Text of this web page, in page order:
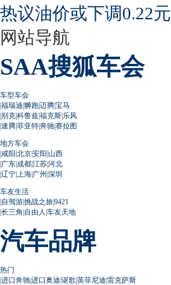
热议油价或下调0.22元
网站导航
SAA搜狐车会
车型车会
|福瑞迪|狮跑|迈腾|宝马
|别克|科鲁兹|福克斯|乐风
|速腾|菲亚特|奔驰|赛拉图
地方车会
|咸阳|北京|安阳|山西
|广东|成都|江苏|河北
|辽宁| 上海|广州 |深圳
车友生活
|自驾游|挑战之旅|9421
|长三角 |自由人 |车友天地
汽车品牌
热门
|进口奔驰|进口奥迪|讴歌|英菲尼迪|雷克萨斯